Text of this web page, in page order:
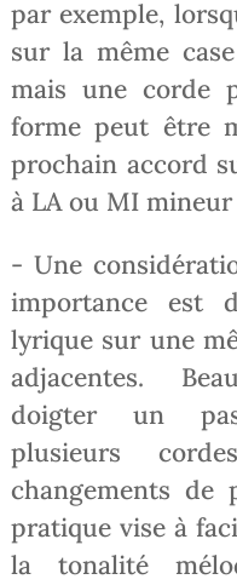
par exemple,
sur la même
mais une corde
forme peut être
prochain accord
à LA ou MI
- Une
importance est
lyrique sur une
adjacentes.
doigter un
plusieurs
changements de
pratique vise à
la tonalité